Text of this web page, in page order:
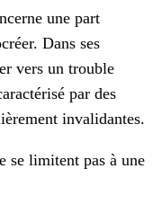
une part
Dans ses
vers un trouble
par des
invalidantes.
se limitent pas à une